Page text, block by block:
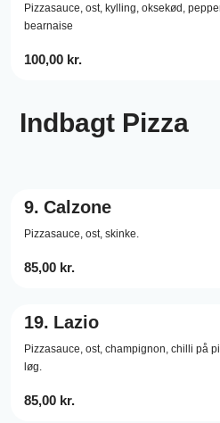
Pizzasauce, ost, kylling, oksekød,
bearnaise
100,00 kr.
Indbagt Pizza
9. Calzone
Pizzasauce, ost, skinke.
85,00 kr.
19. Lazio
Pizzasauce, ost, champignon, chilli på
løg.
85,00 kr.